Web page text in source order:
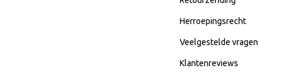
Herroepingsrecht
Veelgestelde vragen
Klantenreviews